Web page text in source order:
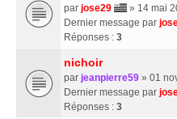
par jose29
» 14 mai
Dernier message par
Réponses : 3
nichoir
par jeanpierre59 » 01
Dernier message par
Réponses : 3